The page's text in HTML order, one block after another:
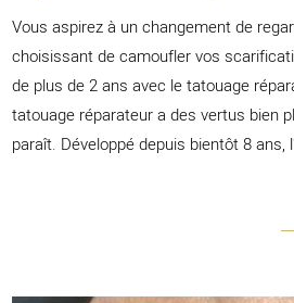
Vous aspirez à un changement de
choisissant de camoufler vos
de plus de 2 ans avec le tatouage
tatouage réparateur a des vertus bien
paraît. Développé depuis bientôt 8 ans,